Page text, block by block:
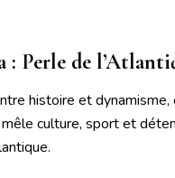
: Perle de
histoire et
culture, sport et